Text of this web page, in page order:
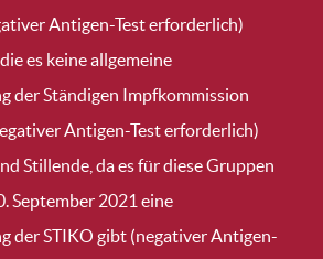
Antigen-Test erforderlich)
die es keine allgemeine
der Ständigen Impfkommission
Antigen-Test erforderlich)
Stillende, da es für diese Gruppen
September 2021 eine
der STIKO gibt (negativer Antigen-